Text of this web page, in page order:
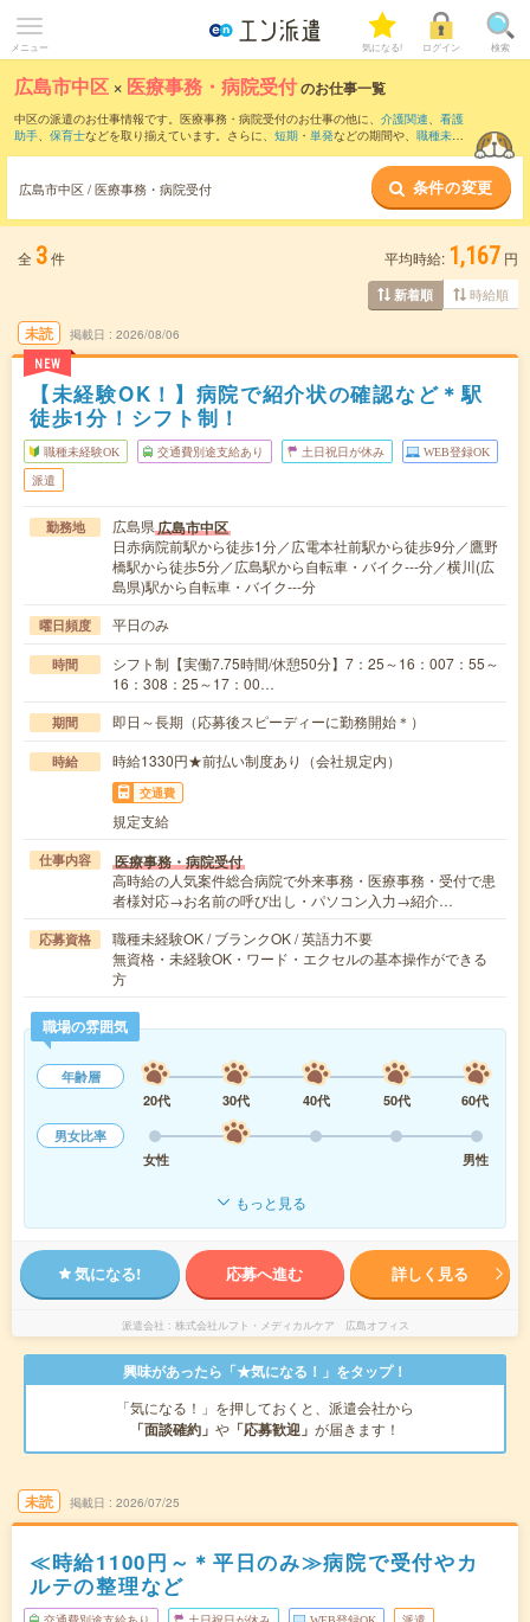
メニュー 気になる! ログイン 検索
広島市中区 × 医療事務・病院受付のお仕事一覧
中区の派遣のお仕事情報です。医療事務・病院受付のお仕事の他に、 介護関連、 看護
助手、 保育士などを取り揃えています。さらに、 短期 ・ 単発などの期間や、 職種未経
広島市中区 / 医療事務・病院受付 条件の変更
全 3件 平均時給: 1,167 円
新着順 時給順
未読
NEW
掲載日 2026/08/06
【未経験OK！】病院で紹介状の確認など＊駅
徒歩1分！シフト制！
職種未経験OK 交通費別途支給あり 土日祝日が休み WEB登録OK
派遣
勤務地 広島県広島市中区
日赤病院前駅から徒歩1分／広電本社前駅から徒歩9分／鷹野
橋駅から徒歩5分／広島駅から自転車・バイク---分／横川(広
島県)駅から自転車・バイク---分
曜日頻度 平日のみ
時間
シフト制【実働7.75時間/休憩50分】7：25～16：007：55～
16：308：25～17：00…
期間 即日～長期（応募後スピーディーに勤務開始＊）
時給 時給1330円★前払い制度あり（会社規定内）
交通費
規定支給
仕事内容 医療事務・病院受付
高時給の人気案件総合病院で外来事務・医療事務・受付で患
者様対応→お名前の呼び出し・パソコン入力→紹介…
応募資格
職種未経験OK / ブランクOK / 英語力不要
無資格・未経験OK・ワード・エクセルの基本操作ができる
方
職場の雰囲気
年齢層
20代
30代 40代 50代
60代
男女比率
女性
男性
もっと見る
気になる! 応募へ進む 詳しく見る
派遣会社 株式会社ルフト・メディカルケア 広島オフィス
興味があったら「★気になる！」をタップ！
「気になる！」を押しておくと、派遣会社から
「面談確約」 や 「応募歓迎」 が届きます！
未読 掲載日 2026/07/25
≪時給1100円～＊平日のみ≫病院で受付やカ
ルテの整理など
交通費別途支給あり 土日祝日が休み WEB登録OK 派遣